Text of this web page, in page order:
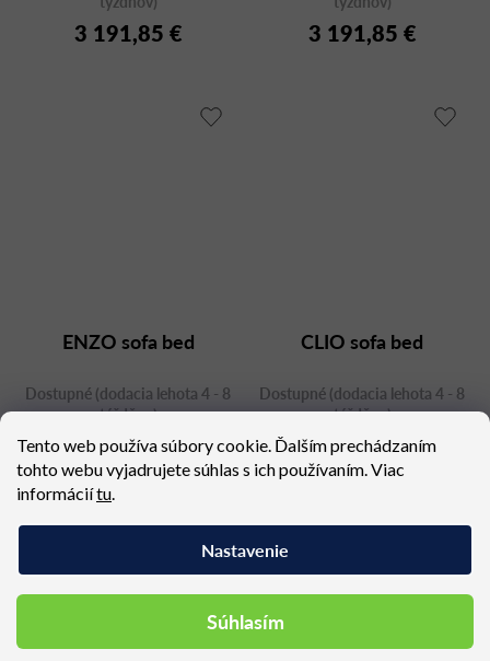
Tento web používa súbory cookie. Ďalším prechádzaním
tohto webu vyjadrujete súhlas s ich používaním. Viac
informáciítu.
Nastavenie
Súhlasím
3 191,85 € 3 191,85 €
ENZO sofa bed
Dostupné (dodacia lehota 4 - 8
týždňov)
3 383,73 €
CLIO sofa bed
Dostupné (dodacia lehota 4 - 8
týždňov)
3 402,18 €